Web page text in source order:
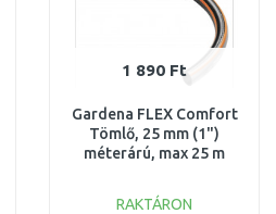
1 890 Ft
Gardena FLEX Comfort
Tömlő, 25 mm (1")
méterárú, max 25 m
RAKTÁRON